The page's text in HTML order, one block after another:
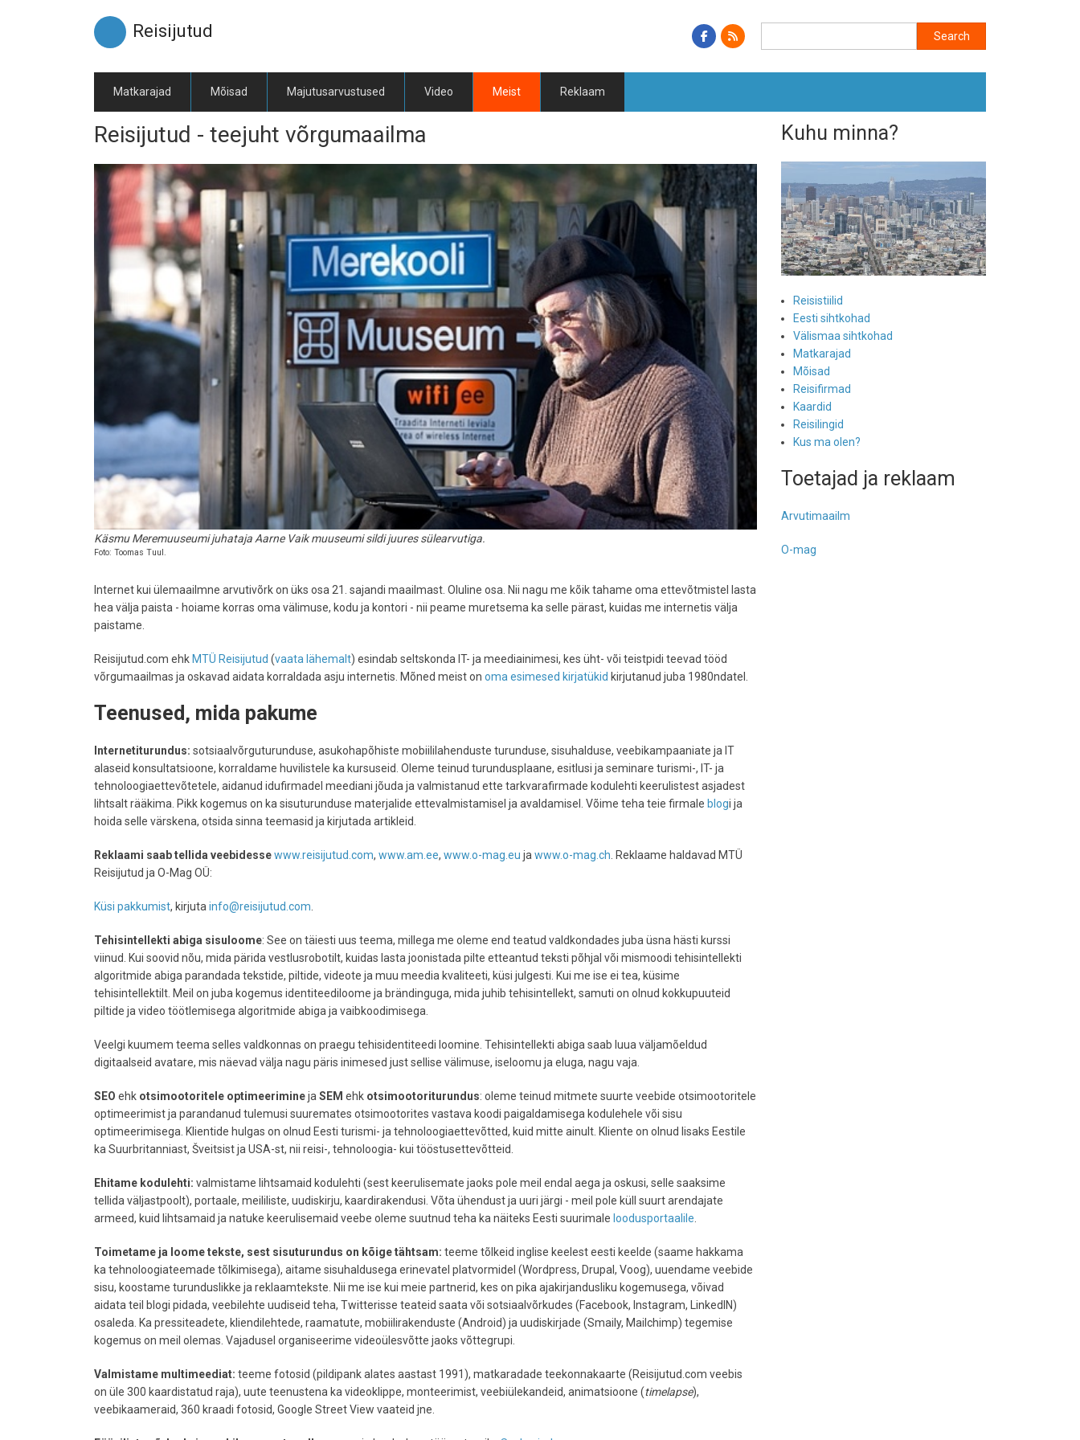
Reisijutud
Matkarajad Mõisad Majutusarvustused Video Meist Reklaam
Reisijutud - teejuht võrgumaailma
Käsmu Meremuuseumi juhataja Aarne Vaik muuseumi sildi juures sülearvutiga.
Foto: Toomas Tuul.
Internet kui ülemaailmne arvutivõrk on üks osa 21. sajandi maailmast. Oluline osa. Nii nagu me kõik tahame oma ettevõtmistel lasta
hea välja paista - hoiame korras oma välimuse, kodu ja kontori - nii peame muretsema ka selle pärast, kuidas me internetis välja
paistame.
Reisijutud.com ehkMTÜ Reisijutud (vaata lähemalt) esindab seltskonda IT- ja meediainimesi, kes üht- või teistpidi teevad tööd
võrgumaailmas ja oskavad aidata korraldada asju internetis. Mõned meist on oma esimesed kirjatükid kirjutanud juba 1980ndatel.
Teenused, mida pakume
Internetiturundus: sotsiaalvõrguturunduse, asukohapõhiste mobiililahenduste turunduse, sisuhalduse, veebikampaaniate ja IT
alaseid konsultatsioone, korraldame huvilistele ka kursuseid. Oleme teinud turundusplaane, esitlusi ja seminare turismi-, IT- ja
tehnoloogiaettevõtetele, aidanud idufirmadel meediani jõuda ja valmistanud ette tarkvarafirmade kodulehti keerulistest asjadest
lihtsalt rääkima. Pikk kogemus on ka sisuturunduse materjalide ettevalmistamisel ja avaldamisel. Võime teha teie firmale blogi ja
hoida selle värskena, otsida sinna teemasid ja kirjutada artikleid.
Reklaami saab tellida veebidessewww.reisijutud.com, www.am.ee, www.o-mag.eu ja www.o-mag.ch . Reklaame haldavad MTÜ
Reisijutud ja O-Mag OÜ:
Küsi pakkumist, kirjuta info@reisijutud.com
Tehisintellekti abiga sisuloome: See on täiesti uus teema, millega me oleme end teatud valdkondades juba üsna hästi kurssi
viinud. Kui soovid nõu, mida pärida vestlusrobotilt, kuidas lasta joonistada pilte etteantud teksti põhjal või mismoodi tehisintellekti
algoritmide abiga parandada tekstide, piltide, videote ja muu meedia kvaliteeti, küsi julgesti. Kui me ise ei tea, küsime
tehisintellektilt. Meil on juba kogemus identiteediloome ja brändinguga, mida juhib tehisintellekt, samuti on olnud kokkupuuteid
piltide ja video töötlemisega algoritmide abiga ja vaibkoodimisega.
Veelgi kuumem teema selles valdkonnas on praegu tehisidentiteedi loomine. Tehisintellekti abiga saab luua väljamõeldud
digitaalseid avatare, mis näevad välja nagu päris inimesed just sellise välimuse, iseloomu ja eluga, nagu vaja.
SEO ehk otsimootoritele optimeerimineja SEM ehk otsimootoriturundus: oleme teinud mitmete suurte veebide otsimootoritele
optimeerimist ja parandanud tulemusi suuremates otsimootorites vastava koodi paigaldamisega kodulehele või sisu
optimeerimisega. Klientide hulgas on olnud Eesti turismi- ja tehnoloogiaettevõtted, kuid mitte ainult. Kliente on olnud lisaks Eestile
ka Suurbritanniast, Šveitsist ja USA-st, nii reisi-, tehnoloogia- kui tööstusettevõtteid.
Ehitame kodulehti: valmistame lihtsamaid kodulehti (sest keerulisemate jaoks pole meil endal aega ja oskusi, selle saaksime
tellida väljastpoolt), portaale, meililiste, uudiskirju, kaardirakendusi. Võta ühendust ja uuri järgi - meil pole küll suurt arendajate
armeed, kuid lihtsamaid ja natuke keerulisemaid veebe oleme suutnud teha ka näiteks Eesti suurimale loodusportaalile
Toimetame ja loome tekste, sest sisuturundus on kõige tähtsam: teeme tõlkeid inglise keelest eesti keelde (saame hakkama
ka tehnoloogiateemade tõlkimisega), aitame sisuhaldusega erinevatel platvormidel (Wordpress, Drupal, Voog), uuendame veebide
sisu, koostame turunduslikke ja reklaamtekste. Nii me ise kui meie partnerid, kes on pika ajakirjandusliku kogemusega, võivad
aidata teil blogi pidada, veebilehte uudiseid teha, Twitterisse teateid saata või sotsiaalvõrkudes (Facebook, Instagram, LinkedIN)
osaleda. Ka pressiteadete, kliendilehtede, raamatute, mobiilirakenduste (Android) ja uudiskirjade (Smaily, Mailchimp) tegemise
kogemus on meil olemas. Vajadusel organiseerime videoülesvõtte jaoks võttegrupi.
Valmistame multimeediat: teeme fotosid (pildipank alates aastast 1991), matkaradade teekonnakaarte (Reisijutud.com veebis
on üle 300 kaardistatud raja), uute teenustena ka videoklippe, monteerimist, veebiülekandeid, animatsioone (timelapse),
veebikaameraid, 360 kraadi fotosid, Google Street View vaateid jne.
Kuhu minna?
Reisistiilid
Eesti sihtkohad
Välismaa sihtkohad
Matkarajad
Mõisad
Reisifirmad
Kaardid
Reisilingid
Kus ma olen?
Toetajad ja reklaam
Arvutimaailm
O-mag